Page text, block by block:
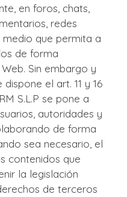
en foros, chats,
redes
que permita a
de forma
Sin embargo y
el art. 11 y 16
S.L.P se pone a
autoridades y
de forma
sea necesario, el
contenidos que
la legislación
de terceros